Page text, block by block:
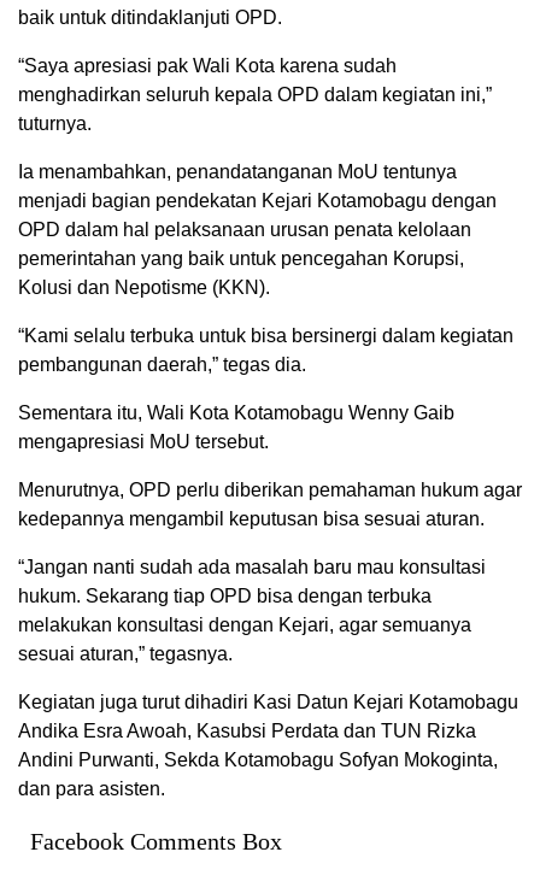
baik untuk ditindaklanjuti OPD.
“Saya apresiasi pak Wali Kota karena sudah
menghadirkan seluruh kepala OPD dalam kegiatan ini,”
tuturnya.
Ia menambahkan, penandatanganan MoU tentunya
menjadi bagian pendekatan Kejari Kotamobagu dengan
OPD dalam hal pelaksanaan urusan penata kelolaan
pemerintahan yang baik untuk pencegahan Korupsi,
Kolusi dan Nepotisme (KKN).
“Kami selalu terbuka untuk bisa bersinergi dalam kegiatan
pembangunan daerah,” tegas dia.
Sementara itu, Wali Kota Kotamobagu Wenny Gaib
mengapresiasi MoU tersebut.
Menurutnya, OPD perlu diberikan pemahaman hukum agar
kedepannya mengambil keputusan bisa sesuai aturan.
“Jangan nanti sudah ada masalah baru mau konsultasi
hukum. Sekarang tiap OPD bisa dengan terbuka
melakukan konsultasi dengan Kejari, agar semuanya
sesuai aturan,” tegasnya.
Kegiatan juga turut dihadiri Kasi Datun Kejari Kotamobagu
Andika Esra Awoah, Kasubsi Perdata dan TUN Rizka
Andini Purwanti, Sekda Kotamobagu Sofyan Mokoginta,
dan para asisten.
Facebook Comments Box